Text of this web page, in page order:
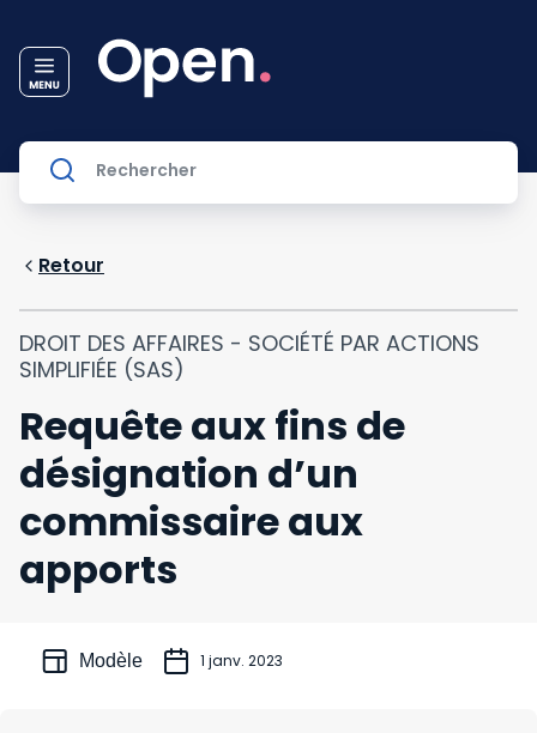
Retour
DROIT DES AFFAIRES - SOCIÉTÉ PAR ACTIONS
SIMPLIFIÉE (SAS)
Requête aux fins de
désignation d’un
commissaire aux
apports
Modèle 1 janv. 2023